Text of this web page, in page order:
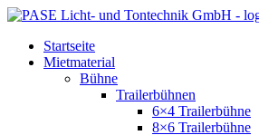
Zum
springenStartseite
Mietmaterial
Bühne
Trailerbühnen
6×4 Trailerbühne
8×6 Trailerbühne